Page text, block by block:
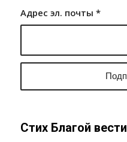
Адрес эл. почты *
Стих Благой вести